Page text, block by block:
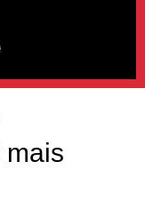
mais